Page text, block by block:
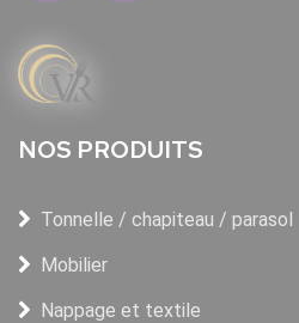
NOS PRODUITS
Tonnelle / chapiteau / parasol
Mobilier
Nappage et textile